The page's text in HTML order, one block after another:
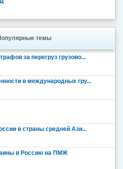
темы
за перегруз грузово...
в международных гру...
в страны средней Ази...
в Россию на ПМЖ